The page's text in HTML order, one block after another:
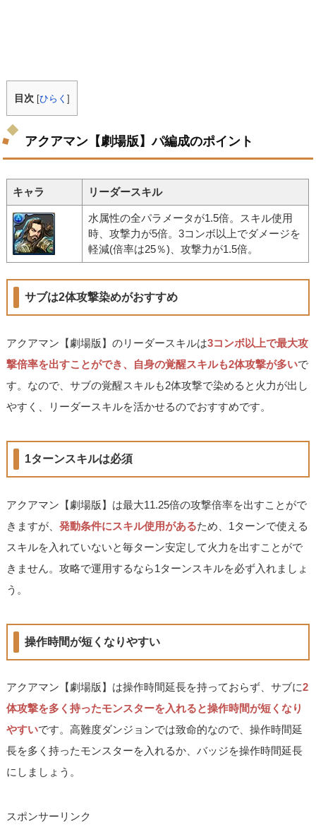
目次 [ひらく]
アクアマン【劇場版】パ編成のポイント
キャラ リーダースキル
水属性の全パラメータが1.5倍。スキル使用
時、攻撃力が5倍。3コンボ以上でダメージを
軽減(倍率は25％)、攻撃力が1.5倍。
サブは2体攻撃染めがおすすめ
アクアマン【劇場版】のリーダースキルは3コンボ以上で最大攻
撃倍率を出すことができ、自身の覚醒スキルも2体攻撃が多いで
す。なので、サブの覚醒スキルも2体攻撃で染めると火力が出し
やすく、リーダースキルを活かせるのでおすすめです。
1ターンスキルは必須
アクアマン【劇場版】は最大11.25倍の攻撃倍率を出すことがで
きますが、発動条件にスキル使用があるため、1ターンで使える
スキルを入れていないと毎ターン安定して火力を出すことがで
きません。攻略で運用するなら1ターンスキルを必ず入れましょ
う。
操作時間が短くなりやすい
アクアマン【劇場版】は操作時間延長を持っておらず、サブに2
体攻撃を多く持ったモンスターを入れると操作時間が短くなり
やすいです。高難度ダンジョンでは致命的なので、操作時間延
長を多く持ったモンスターを入れるか、バッジを操作時間延長
にしましょう。
スポンサーリンク